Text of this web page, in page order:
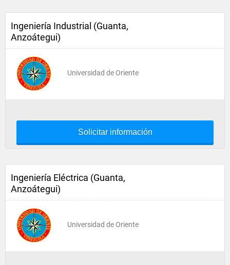
Ingeniería Industrial (Guanta,
Anzoátegui)
Universidad de Oriente
Solicitar información
Ingeniería Eléctrica (Guanta,
Anzoátegui)
Universidad de Oriente